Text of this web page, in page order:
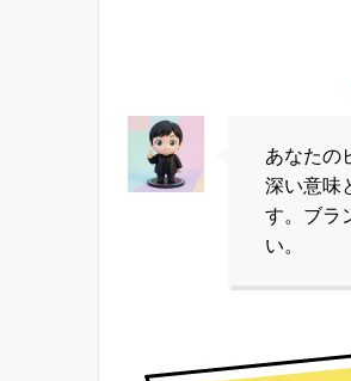
あなたの
深い意味
す。ブラ
い。